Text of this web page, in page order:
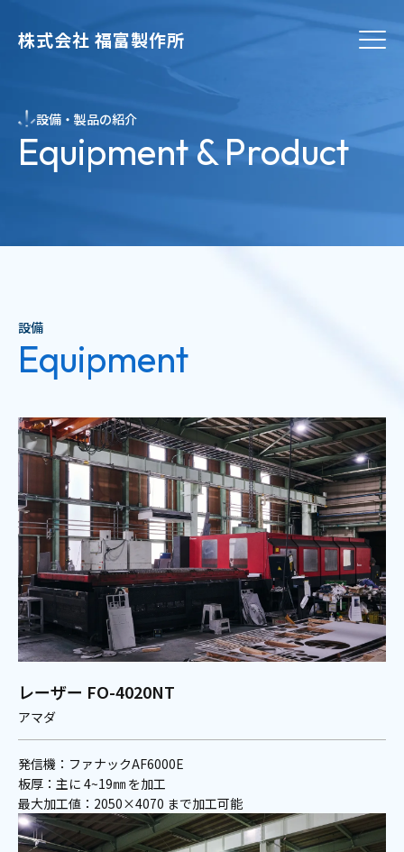
株式会社 福富製作所
設備・製品の紹介
Equipment & Product
設備
Equipment
レーザー FO-4020NT
アマダ
発信機：ファナックAF6000E
板厚：主に 4~19㎜ を加工
最大加工値：2050×4070 まで加工可能